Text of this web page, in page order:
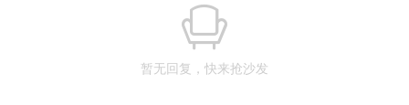
暂无回复，快来抢沙发